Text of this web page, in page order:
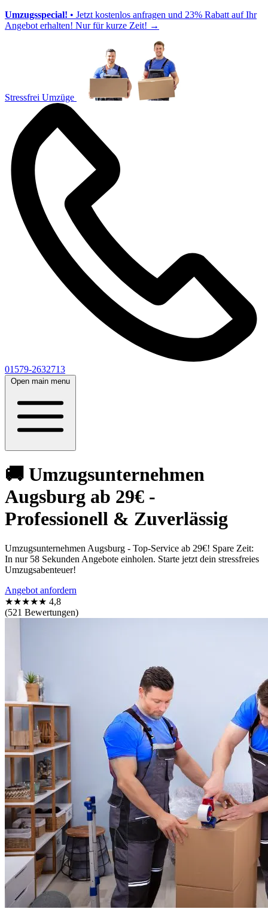
Umzugsspecial! • Jetzt kostenlos anfragen und 23% Rabatt auf Ihr
Angebot erhalten! Nur für kurze Zeit! →
Stressfrei Umzüge
01579-2632713
Open main menu
🚚 Umzugsunternehmen
Augsburg ab 29€ -
Professionell & Zuverlässig
Umzugsunternehmen Augsburg - Top-Service ab 29€! Spare Zeit:
In nur 58 Sekunden Angebote einholen. Starte jetzt dein stressfreies
Umzugsabenteuer!
Angebot anfordern
★★★★★ 4,8
(521 Bewertungen)